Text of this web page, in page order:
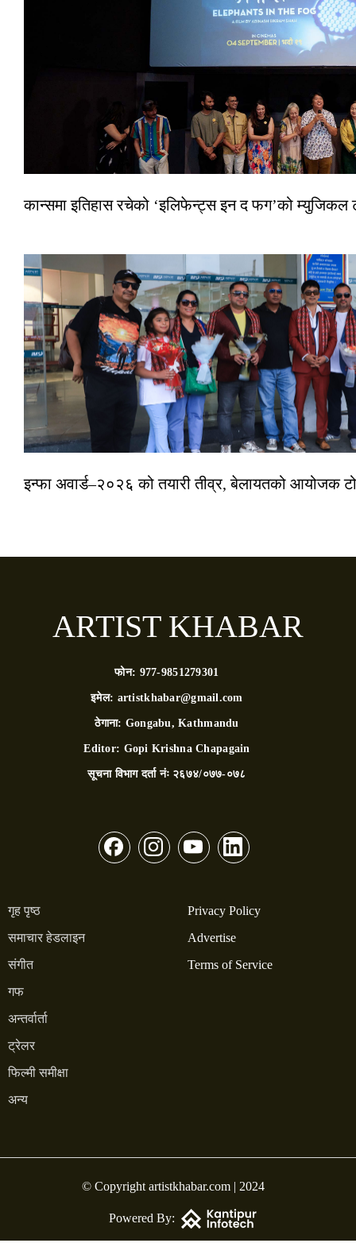
कान्समा इतिहास रचेको ‘इलिफेन्ट्स इन द फग’को म्युजिकल
इन्फा अवार्ड–२०२६ को तयारी तीव्र, बेलायतको आयोजक
ARTIST KHABAR
फोन: 977-9851279301
इमेल: artistkhabar@gmail.com
ठेगाना: Gongabu, Kathmandu
Editor: Gopi Krishna Chapagain
सूचना विभाग दर्ता नंः २६७४/०७७-०७८
गृह पृष्ठ
समाचार हेडलाइन
संगीत
गफ
अन्तर्वार्ता
ट्रेलर
फिल्मी समीक्षा
अन्य
Privacy Policy
Advertise
Terms of Service
© Copyright artistkhabar.com | 2024
Powered By: